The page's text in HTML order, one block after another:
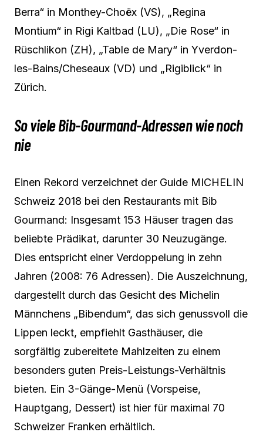
Berra“ in Monthey-Choëx (VS), „Regina
Montium“ in Rigi Kaltbad (LU), „Die Rose“ in
Rüschlikon (ZH), „Table de Mary“ in Yverdon-
les-Bains/Cheseaux (VD) und „Rigiblick“ in
Zürich.
So viele Bib-Gourmand-Adressen wie noch
nie
Einen Rekord verzeichnet der Guide MICHELIN
Schweiz 2018 bei den Restaurants mit Bib
Gourmand: Insgesamt 153 Häuser tragen das
beliebte Prädikat, darunter 30 Neuzugänge.
Dies entspricht einer Verdoppelung in zehn
Jahren (2008: 76 Adressen). Die Auszeichnung,
dargestellt durch das Gesicht des Michelin
Männchens „Bibendum“, das sich genussvoll die
Lippen leckt, empfiehlt Gasthäuser, die
sorgfältig zubereitete Mahlzeiten zu einem
besonders guten Preis-Leistungs-Verhältnis
bieten. Ein 3-Gänge-Menü (Vorspeise,
Hauptgang, Dessert) ist hier für maximal 70
Schweizer Franken erhältlich.